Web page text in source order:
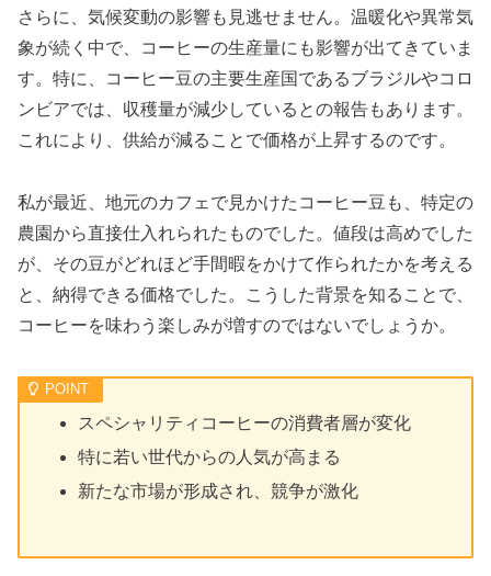
さらに、気候変動の影響も見逃せません。温暖化や異常気
象が続く中で、コーヒーの生産量にも影響が出てきていま
す。特に、コーヒー豆の主要生産国であるブラジルやコロ
ンビアでは、収穫量が減少しているとの報告もあります。
これにより、供給が減ることで価格が上昇するのです。
私が最近、地元のカフェで見かけたコーヒー豆も、特定の
農園から直接仕入れられたものでした。値段は高めでした
が、その豆がどれほど手間暇をかけて作られたかを考える
と、納得できる価格でした。こうした背景を知ることで、
コーヒーを味わう楽しみが増すのではないでしょうか。
スペシャリティコーヒーの消費者層が変化
特に若い世代からの人気が高まる
新たな市場が形成され、競争が激化